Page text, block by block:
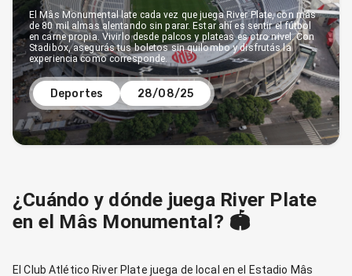
Deportes 28/08/25
El Mâs Monumental late cada vez que juega River Plate, con más
de 80 mil almas alentando sin parar. Estar ahí es sentir el fútbol
en carne propia. Vivirlo desde palcos y plateas es otro nivel. Con
Stadibox, asegurás tus boletos sin quilombo y disfrutás la
experiencia como corresponde.
¿Cuándo y dónde juega River Plate
en el Mâs Monumental? 🏟️
El Club Atlético River Plate juega de local en el Estadio Mâs